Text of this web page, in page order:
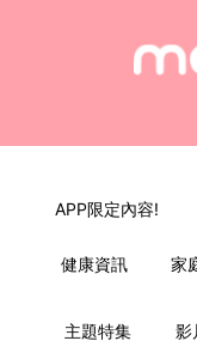
APP限定內容!
健康資訊 家
主題特集 影